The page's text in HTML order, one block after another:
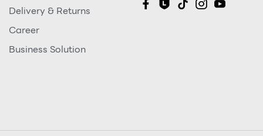
Delivery & Returns
Career
Business Solution